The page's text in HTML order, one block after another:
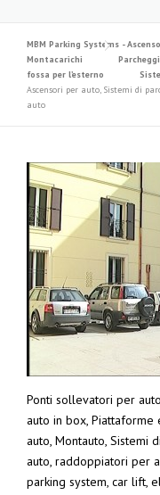
MBM Parking Systems -
Montacarichi
fossa per l’esterno
Ascensori per auto, Sistemi di
auto
Ponti sollevatori per
auto in box, Piattaforme
auto, Montauto, Sistemi
auto, raddoppiatori per
parking system, car lift,